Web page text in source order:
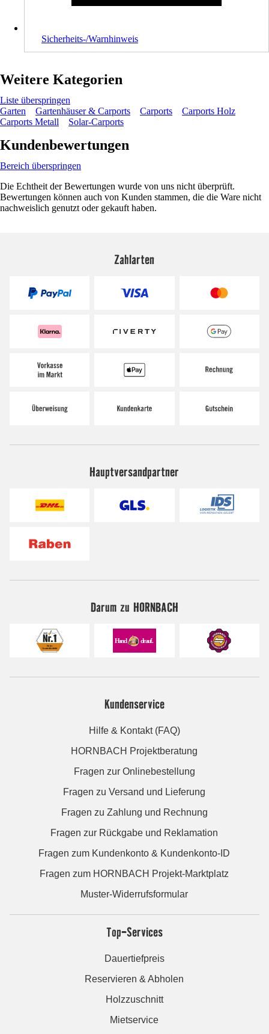
Sicherheits-/Warnhinweis
Weitere Kategorien
Liste überspringen
Garten
Gartenhäuser & Carports Carports
Carports Holz
Carports Metall
Solar-Carports
Kundenbewertungen
Bereich überspringen
Die Echtheit der Bewertungen wurde von uns nicht überprüft.
Bewertungen können auch von Kunden stammen, die die Ware nicht
nachweislich genutzt oder gekauft haben.
Zahlarten
Hauptversandpartner
Darum zu HORNBACH
Kundenservice
Hilfe & Kontakt (FAQ)
HORNBACH Projektberatung
Fragen zur Onlinebestellung
Fragen zu Versand und Lieferung
Fragen zu Zahlung und Rechnung
Fragen zur Rückgabe und Reklamation
Fragen zum Kundenkonto & Kundenkonto-ID
Fragen zum HORNBACH Projekt-Marktplatz
Muster-Widerrufsformular
Top-Services
Dauertiefpreis
Reservieren & Abholen
Holzzuschnitt
Mietservice